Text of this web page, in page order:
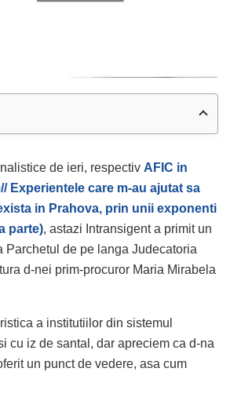
de ieri, respectiv AFIC in
Experientele care m-au ajutat sa
in Prahova, prin unii exponenti
parte), astazi Intransigent a primit un
Parchetul de pe langa Judecatoria
d-nei prim-procuror Maria Mirabela
a institutiilor din sistemul
cu iz de santal, dar apreciem ca d-na
un punct de vedere, asa cum